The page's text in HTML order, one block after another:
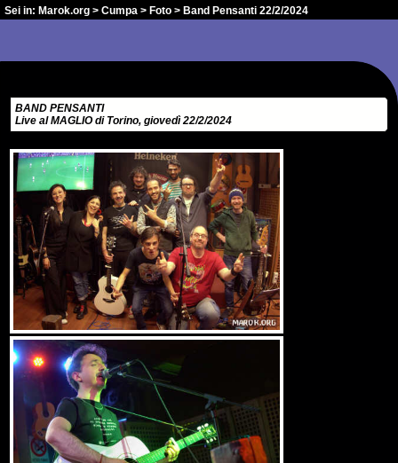
Sei in: Marok.org > Cumpa > Foto > Band Pensanti 22/2/2024
BAND PENSANTI
Live al MAGLIO di Torino, giovedì 22/2/2024